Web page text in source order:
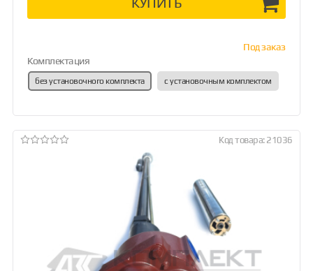
Под заказ
Комплектация
без установочного комплекта с установочным комплектом
Код товара: 21036